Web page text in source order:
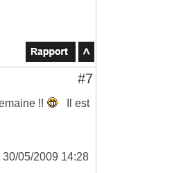
#7
!!
Il est
30/05/2009 14:28